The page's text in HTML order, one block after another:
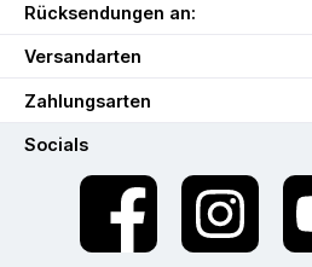
Rücksendungen an:
Versandarten
Zahlungsarten
Socials
Facebook Instagram